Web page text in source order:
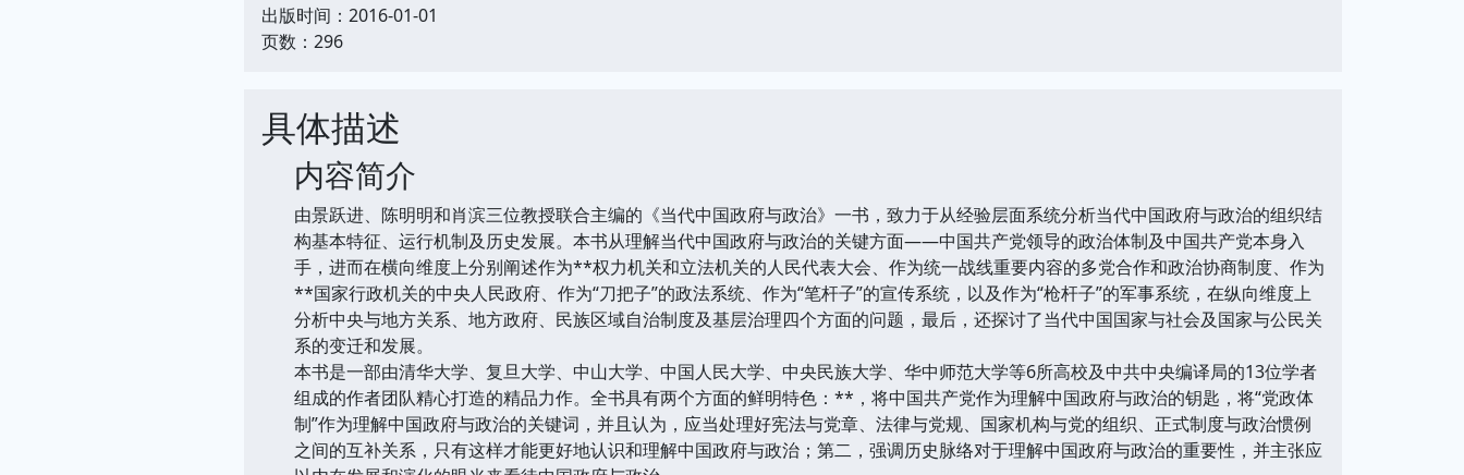
出版时间：2016-01-01
页数：296
具体描述
内容简介
由景跃进、陈明明和肖滨三位教授联合主编的《当代中国政府与政治》一书，致力于从经验层面系统分析当代中国政府与政治的组织结
构基本特征、运行机制及历史发展。本书从理解当代中国政府与政治的关键方面——中国共产党领导的政治体制及中国共产党本身入
手，进而在横向维度上分别阐述作为**权力机关和立法机关的人民代表大会、作为统一战线重要内容的多党合作和政治协商制度、作为
**国家行政机关的中央人民政府、作为“刀把子”的政法系统、作为“笔杆子”的宣传系统，以及作为“枪杆子”的军事系统，在纵向维度上
分析中央与地方关系、地方政府、民族区域自治制度及基层治理四个方面的问题，最后，还探讨了当代中国国家与社会及国家与公民关
系的变迁和发展。
本书是一部由清华大学、复旦大学、中山大学、中国人民大学、中央民族大学、华中师范大学等6所高校及中共中央编译局的13位学者
组成的作者团队精心打造的精品力作。全书具有两个方面的鲜明特色：**，将中国共产党作为理解中国政府与政治的钥匙，将“党政体
制”作为理解中国政府与政治的关键词，并且认为，应当处理好宪法与党章、法律与党规、国家机构与党的组织、正式制度与政治惯例
之间的互补关系，只有这样才能更好地认识和理解中国政府与政治；第二，强调历史脉络对于理解中国政府与政治的重要性，并主张应